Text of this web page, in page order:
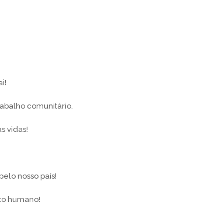
comunitário.
vidas!
nosso paí­s!
humano!